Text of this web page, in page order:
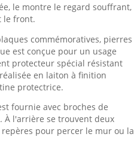
le montre le regard souffrant,
le front.
commémoratives, pierres
est conçue pour un usage
protecteur spécial résistant
en laiton à finition
protectrice.
fournie avec broches de
À l'arrière se trouvent deux
pour percer le mur ou la